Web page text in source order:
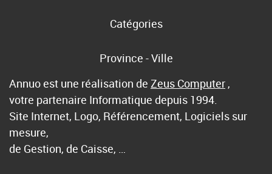
Catégories
Province - Ville
Annuo est une réalisation de Zeus Computer ,
votre partenaire Informatique depuis 1994.
Site Internet, Logo, Référencement, Logiciels sur
mesure,
de Gestion, de Caisse, …